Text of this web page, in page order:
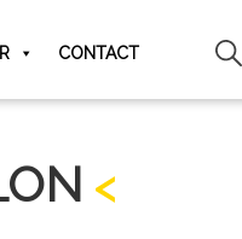
CONTACT